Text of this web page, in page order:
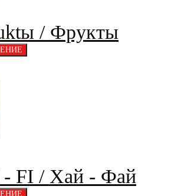
/ Фрукты
- FI / Хай - Фай